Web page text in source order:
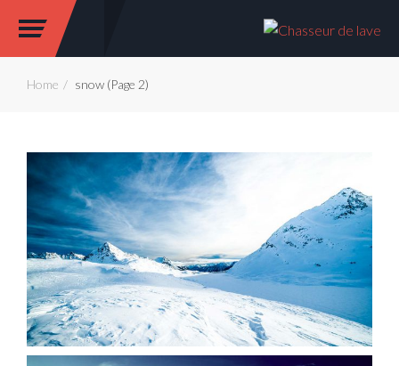
Home snow (Page 2)